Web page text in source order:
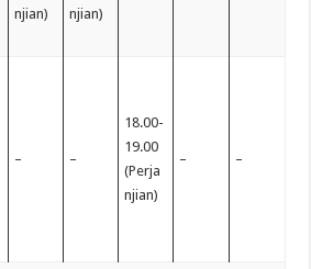
njian)
njian)
– –
18.00-
19.00
(Perja
njian)
– –